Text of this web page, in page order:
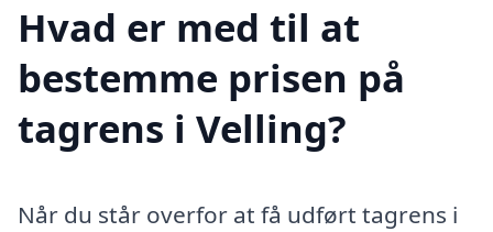
Hvad er med til at
bestemme prisen på
tagrens i Velling?
Når du står overfor at få udført tagrens i